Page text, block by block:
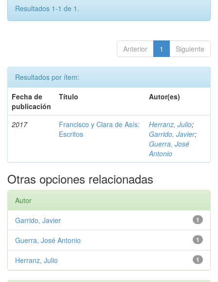
Resultados 1-1 de 1.
Anterior 1 Siguiente
Resultados por ítem:
Fecha de
publicación
Título Autor(es)
2017
Francisco y Clara de Asís:
Escritos
Herranz, Julio;
Garrido, Javier;
Guerra, José
Antonio
Otras opciones relacionadas
Autor
1
Garrido, Javier
1
Guerra, José Antonio
1
Herranz, Julio